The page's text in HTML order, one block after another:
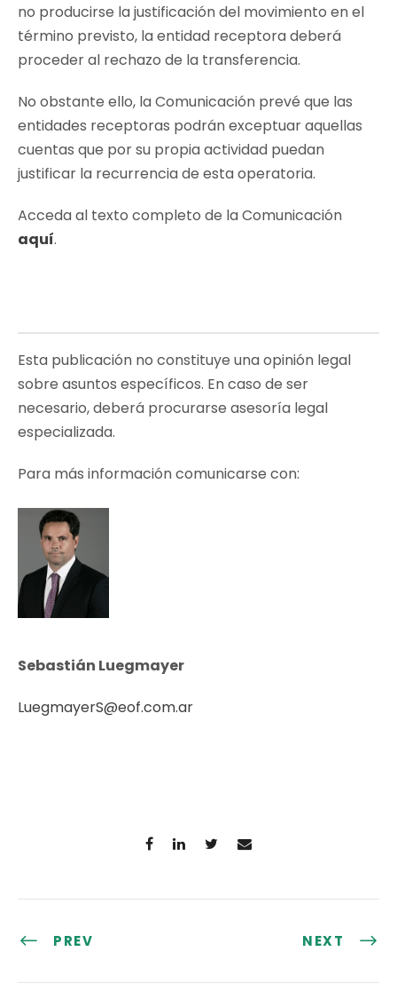
no producirse la justificación del movimiento en el
término previsto, la entidad receptora deberá
proceder al rechazo de la transferencia.
No obstante ello, la Comunicación prevé que las
entidades receptoras podrán exceptuar aquellas
cuentas que por su propia actividad puedan
justificar la recurrencia de esta operatoria.
Acceda al texto completo de la Comunicación
aquí.
Esta publicación no constituye una opinión legal
sobre asuntos específicos. En caso de ser
necesario, deberá procurarse asesoría legal
especializada.
Para más información comunicarse con:
Sebastián Luegmayer
LuegmayerS@eof.com.ar
PREV NEXT